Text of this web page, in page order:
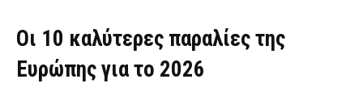
Οι 10 καλύτερες παραλίες της
Ευρώπης για το 2026